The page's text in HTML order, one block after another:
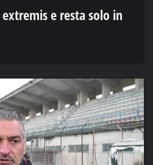
e resta solo in